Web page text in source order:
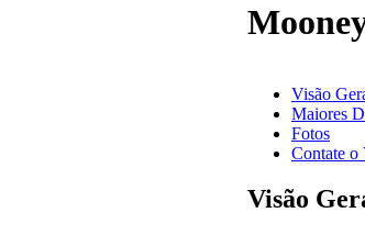
Visão
Maiores
Fotos
Contate o
Visão